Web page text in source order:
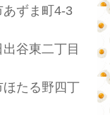
ずま町4-3
谷東二丁目
たる野四丁